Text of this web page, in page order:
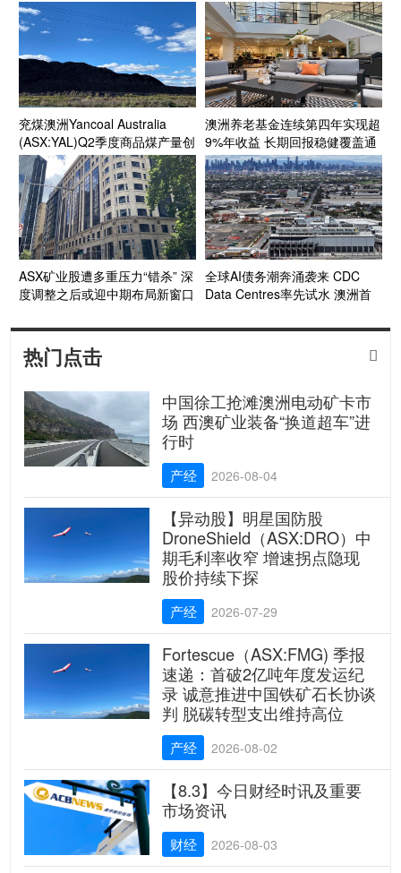
面临“滚动式”能源成本压力
兖煤澳洲Yancoal Australia
(ASX:YAL)Q2季度商品煤产量创
新高 年产量预计达指导区间上
段 Kestrel煤矿收购获FIRB批准
收官在望
澳洲养老基金连续第四年实现超
9%年收益 长期回报稳健覆盖通
胀目标
ASX矿业股遭多重压力“错杀” 深
度调整之后或迎中期布局新窗口
全球AI债务潮奔涌袭来 CDC
Data Centres率先试水 澳洲首
热门点击 
中国徐工抢滩澳洲电动矿卡市
场 西澳矿业装备“换道超车”进
行时
产经 2026-08-04
【异动股】明星国防股
DroneShield（ASX:DRO）中
期毛利率收窄 增速拐点隐现
股价持续下探
产经 2026-07-29
Fortescue（ASX:FMG) 季报
速递：首破2亿吨年度发运纪
录 诚意推进中国铁矿石长协谈
判 脱碳转型支出维持高位
产经 2026-08-02
【8.3】今日财经时讯及重要
市场资讯
财经 2026-08-03